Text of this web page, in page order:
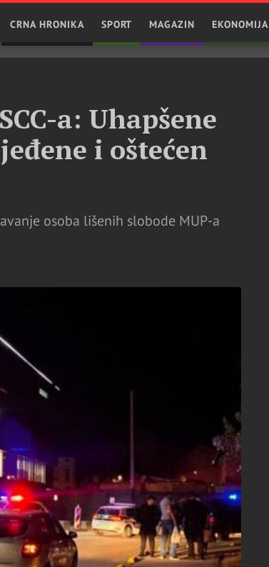
CRNA HRONIKA SPORT MAGAZIN EKONOMIJA
a: Uhapšene
i oštećen
osoba lišenih slobode MUP-a